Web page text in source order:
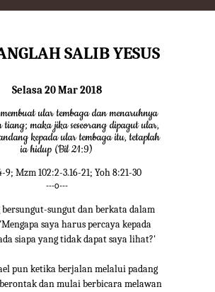
SALIB YESUS
Selasa 20 Mar 2018
ular tembaga dan menaruhnya
tiang; maka jika seseorang dipagut ular,
kepada ular tembaga itu, tetaplah
ia hidup (Bil 21:9)
9; Mzm 102:2-3.16-21; Yoh 8:21-30
---o---
bersungut-sungut dan berkata dalam
saya harus percaya kepada
siapa yang tidak dapat saya lihat?'
pun ketika berjalan melalui padang
dan mulai berbicara melawan